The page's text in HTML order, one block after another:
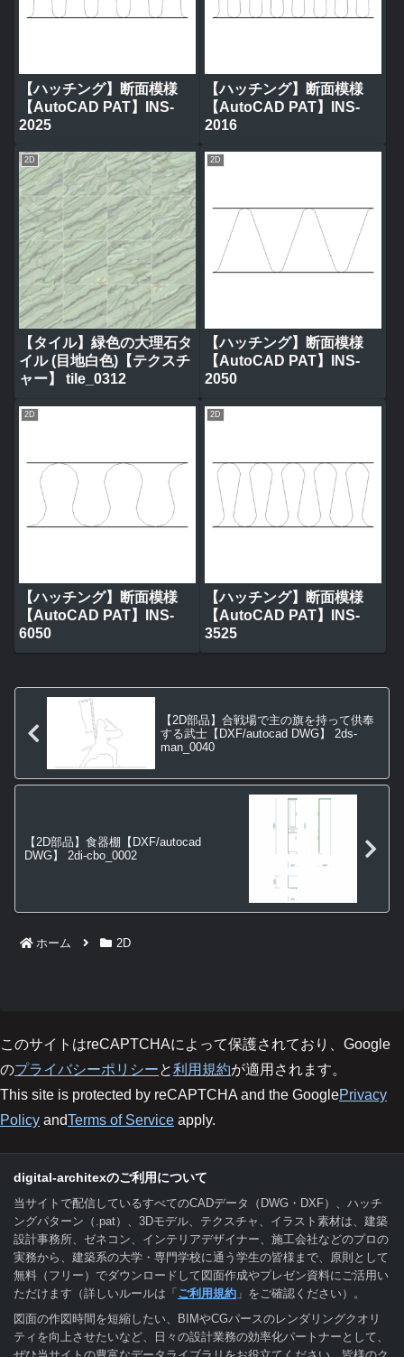
【ハッチング】断面模様
【AutoCAD PAT】INS-
2025
【ハッチング】断面模様
【AutoCAD PAT】INS-
2016
2D
【タイル】緑色の大理石タ
イル (目地白色)【テクスチ
ャー】 tile_0312
2D
【ハッチング】断面模様
【AutoCAD PAT】INS-
2050
2D
【ハッチング】断面模様
【AutoCAD PAT】INS-
6050
2D
【ハッチング】断面模様
【AutoCAD PAT】INS-
3525
【2D部品】合戦場で主の旗を持って供奉
する武士【DXF/autocad DWG】 2ds-
man_0040
【2D部品】食器棚【DXF/autocad
DWG】 2di-cbo_0002
ホーム 2D
このサイトはreCAPTCHAによって保護されており、Google
のプライバシーポリシーと利用規約が適用されます。
This site is protected by reCAPTCHA and the GooglePrivacy
Policy andTerms of Service apply.
digital-architexのご利用について
当サイトで配信しているすべてのCADデータ（DWG・DXF）、ハッチ
ングパターン（.pat）、3Dモデル、テクスチャ、イラスト素材は、建築
設計事務所、ゼネコン、インテリアデザイナー、施工会社などのプロの
実務から、建築系の大学・専門学校に通う学生の皆様まで、原則として
無料（フリー）でダウンロードして図面作成やプレゼン資料にご活用い
ただけます（詳しいルールは「 ご利用規約 」をご確認ください）。
図面の作図時間を短縮したい、BIMやCGパースのレンダリングクオリ
ティを向上させたいなど、日々の設計業務の効率化パートナーとして、